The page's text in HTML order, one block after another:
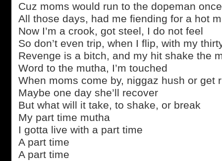
Cuz moms would run to the dopeman
All those days, had me fiending for a hot
Now I’m a crook, got steel, I do not feel
So don’t even trip, when I flip, with my
Revenge is a bitch, and my hit shake the
Word to the mutha, I’m touched
When moms come by, niggaz hush or get
Maybe one day she’ll recover
But what will it take, to shake, or break
My part time mutha
I gotta live with a part time
A part time
A part time